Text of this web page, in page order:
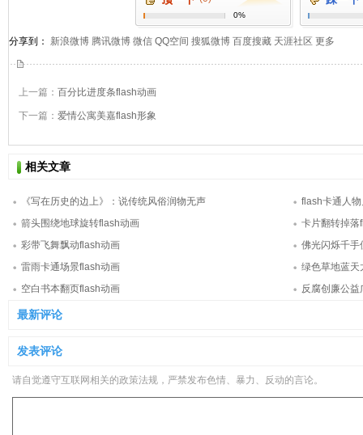
0%
分享到： 新浪微博 腾讯微博 微信 QQ空间 搜狐微博 百度搜藏 天涯社区 更多
上一篇： 百分比进度条flash动画
下一篇： 爱情公寓美嘉flash形象
相关文章
《写在历史的边上》：说传统风俗润物无声
flash卡通人
箭头围绕地球旋转flash动画
卡片翻转掉落
彩带飞舞飘动flash动画
佛光闪烁千手
雷雨卡通场景flash动画
绿色草地蓝天
空白书本翻页flash动画
反腐创廉公
最新评论
发表评论
请自觉遵守互联网相关的政策法规，严禁发布色情、暴力、反动的言论。